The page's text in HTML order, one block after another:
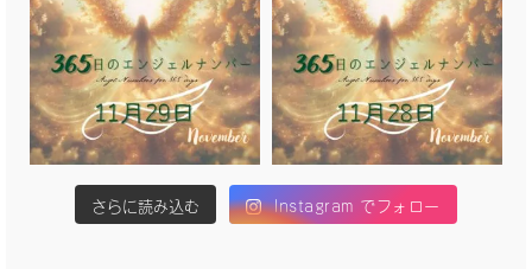
さらに読み込む Instagram でフォロー